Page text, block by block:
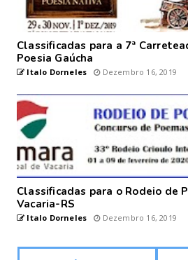
Classificadas para a 7ª
Poesia Gaúcha
Italo Dorneles Dezembro 16, 2019
Classificadas para o Rodeio de
Vacaria-RS
Italo Dorneles Dezembro 16, 2019